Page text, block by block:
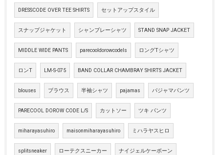
DRESSCODE OVER TEE SHIRTS セットアップスタイル
スナップジャケット シャンブレーシャツ STAND SNAP JACKET
MIDDLE WIDE PANTS parecooldorowcodels ロングTシャツ
ロンT LM-S-075 BAND COLLAR CHAMBRAY SHIRTS JACKET
blouses ブラウス 半袖シャツ pajamas パジャマパンツ
PARECOOL DOROW CODE L/S カットソー ツキ パンツ
miharayasuhiro maisonmiharayasuhiro ミハラヤスヒロ
splitsneaker ローテクスニーカー ナイジェルケーボーン